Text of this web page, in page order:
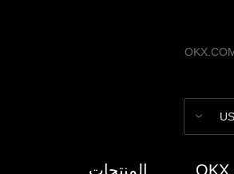
المنتجات